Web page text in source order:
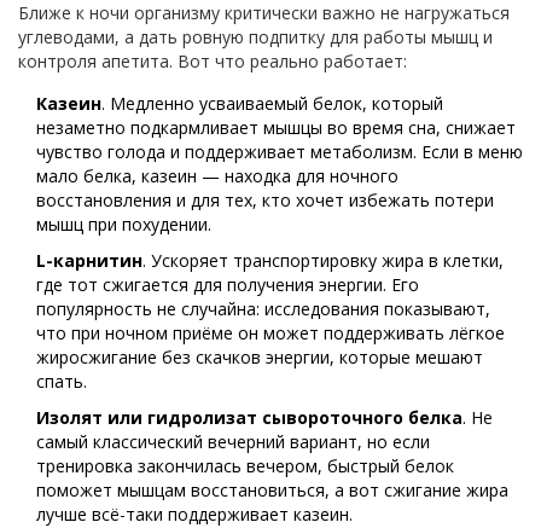
Ближе к ночи организму критически важно не нагружаться
углеводами, а дать ровную подпитку для работы мышц и
контроля апетита. Вот что реально работает:
Казеин. Медленно усваиваемый белок, который
незаметно подкармливает мышцы во время сна, снижает
чувство голода и поддерживает метаболизм. Если в меню
мало белка, казеин — находка для ночного
восстановления и для тех, кто хочет избежать потери
мышц при похудении.
L-карнитин. Ускоряет транспортировку жира в клетки,
где тот сжигается для получения энергии. Его
популярность не случайна: исследования показывают,
что при ночном приёме он может поддерживать лёгкое
жиросжигание без скачков энергии, которые мешают
спать.
Изолят или гидролизат сывороточного белка. Не
самый классический вечерний вариант, но если
тренировка закончилась вечером, быстрый белок
поможет мышцам восстановиться, а вот сжигание жира
лучше всё-таки поддерживает казеин.